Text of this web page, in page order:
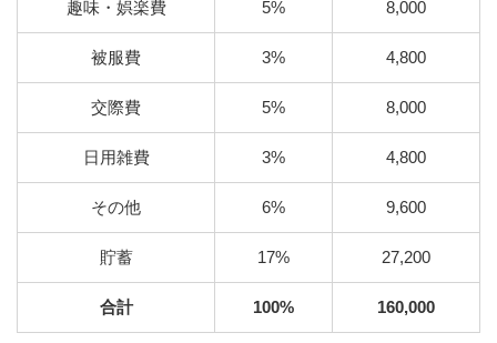
趣味・娯楽費 5% 8,000
被服費 3% 4,800
交際費 5% 8,000
日用雑費 3% 4,800
その他 6% 9,600
貯蓄 17% 27,200
合計 100% 160,000